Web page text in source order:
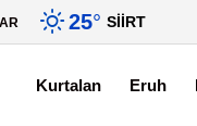
25° SIIRT
Kurtalan Eruh